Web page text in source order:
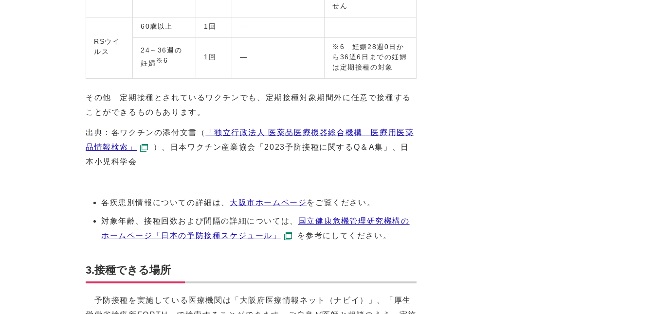
せん
RSウイ
ルス
60歳以上 1回 ―
24～36週の
妊婦※6 1回 ―
※6 妊娠28週0日か
ら36週6日までの妊婦
は定期接種の対象
その他 定期接種とされているワクチンでも、定期接種対象期間外に任意で接種する
ことができるものもあります。
出典：各ワクチンの添付文書（
「独立行政法人 医薬品医療機器総合機構 医療用医薬
品情報検索」
）、日本ワクチン産業協会「2023予防接種に関するQ＆A集」、日
本小児科学会
各疾患別情報についての詳細は、 大阪市ホームページ をご覧ください。
対象年齢、接種回数および間隔の詳細については、
国立健康危機管理研究機構の
ホームページ「日本の予防接種スケジュール」
を参考にしてください。
3.接種できる場所
予防接種を実施している医療機関は「大阪府医療情報ネット（ナビイ）」、「厚生